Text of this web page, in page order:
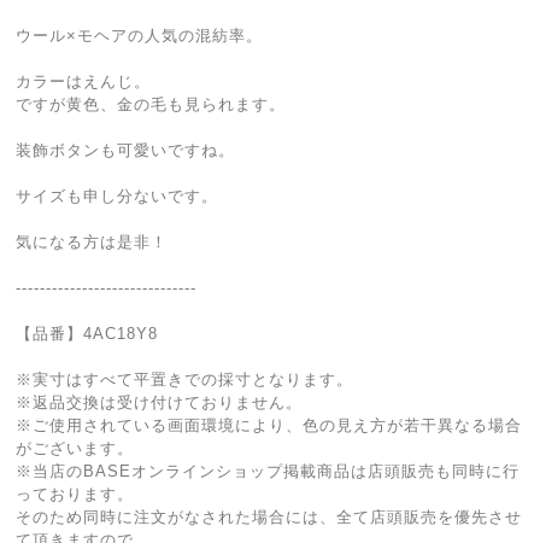
ウール×モヘアの人気の混紡率。
カラーはえんじ。
ですが黄色、金の毛も見られます。
装飾ボタンも可愛いですね。
サイズも申し分ないです。
気になる方は是非！
------------------------------
【品番】4AC18Y8
※実寸はすべて平置きでの採寸となります。
※返品交換は受け付けておりません。
※ご使用されている画面環境により、色の見え方が若干異なる場合
がございます。
※当店のBASEオンラインショップ掲載商品は店頭販売も同時に行
っております。
そのため同時に注文がなされた場合には、全て店頭販売を優先させ